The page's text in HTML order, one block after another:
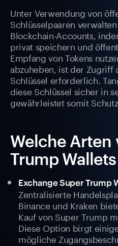
Unter Verwendung von
Schlüsselpaaren
Blockchain-Accounts,
privat speichern und
Empfang von Tokens
abzuheben, ist der Zugriff
Schlüssel erforderlich.
diese Schlüssel sicher in
gewährleistet somit
Welche Arten
Trump
Exchange Super Trump
Zentralisierte
Binance und Kraken
Kauf von Super Trump
Diese Option birgt
mögliche